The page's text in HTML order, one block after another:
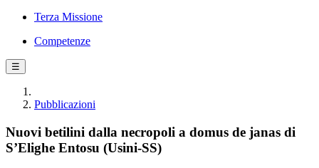
Terza Missione
Competenze
☰
Pubblicazioni
Nuovi betilini dalla necropoli a domus de janas di
S’Elighe Entosu (Usini-SS)